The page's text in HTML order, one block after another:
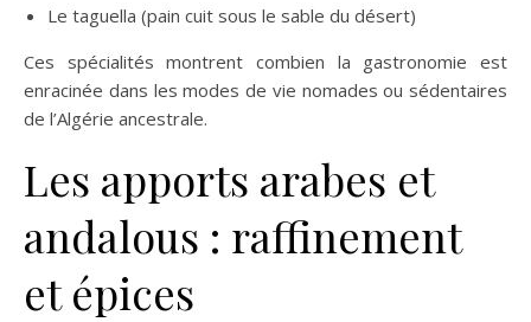
Le taguella (pain cuit sous le sable du désert)
Ces spécialités montrent combien la gastronomie est
enracinée dans les modes de vie nomades ou sédentaires
de l’Algérie ancestrale.
Les apports arabes et
andalous : raffinement
et épices